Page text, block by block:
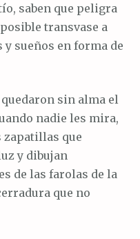
saben que peligra
transvase a
y sueños en forma de
sin alma el
nadie les mira,
zapatillas que
y dibujan
de las farolas de la
que no